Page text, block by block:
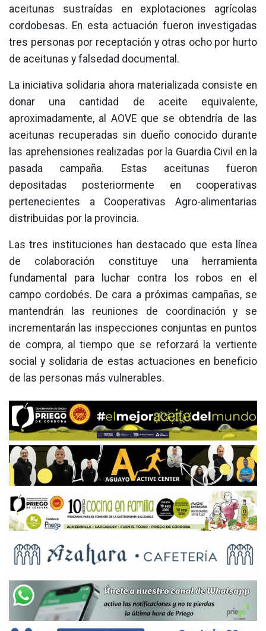
aceitunas sustraídas en explotaciones agrícolas
cordobesas. En esta actuación fueron investigadas
tres personas por receptación y otras ocho por hurto
de aceitunas y falsedad documental.
La iniciativa solidaria ahora materializada consiste en
donar una cantidad de aceite equivalente,
aproximadamente, al AOVE que se obtendría de las
aceitunas recuperadas sin dueño conocido durante
las aprehensiones realizadas por la Guardia Civil en la
pasada campaña. Estas aceitunas fueron
depositadas posteriormente en cooperativas
pertenecientes a Cooperativas Agro-alimentarias
distribuidas por la provincia.
Las tres instituciones han destacado que esta línea
de colaboración constituye una herramienta
fundamental para luchar contra los robos en el
campo cordobés. De cara a próximas campañas, se
mantendrán las reuniones de coordinación y se
incrementarán las inspecciones conjuntas en puntos
de compra, al tiempo que se reforzará la vertiente
social y solidaria de estas actuaciones en beneficio
de las personas más vulnerables.